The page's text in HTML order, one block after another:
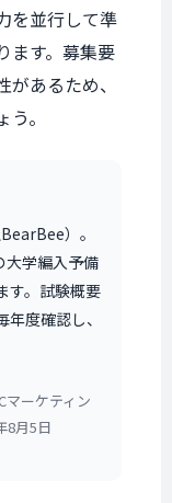
を並行して準
ます。募集要
あるため、
。
）。
学編入予備
す。試験概要
度確認し、
ーケティン
8月5日